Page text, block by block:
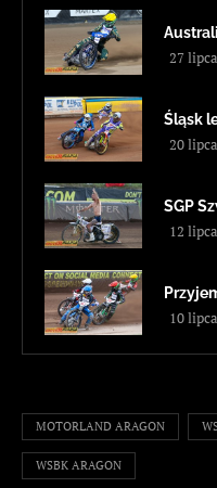
27
Śląsk
20
SGP
12
10
MOTORLAND ARAGON
WSBK ARAGON